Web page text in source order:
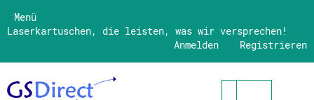
Menü
Laserkartuschen, die leisten, was wir versprechen!
Registrieren
Anmelden